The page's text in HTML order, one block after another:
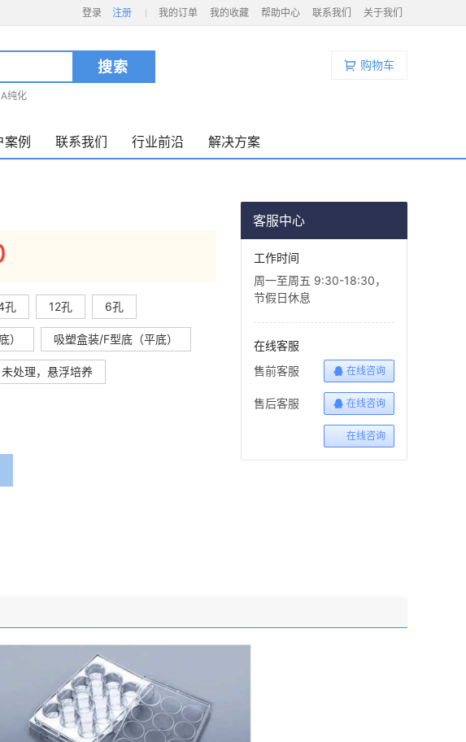
登录 注册 我的订单 我的收藏 帮助中心 联系我们 关于我们
纯化
购物车
案例 联系我们 行业前沿 解决方案
孔 12孔 6孔
） 吸塑盒装/F型底（平底）
未处理，悬浮培养
客服中心
工作时间
周一至周五 9:30-18:30，
节假日休息
在线客服
售前客服
在线咨询
售后客服 在线咨询
在线咨询